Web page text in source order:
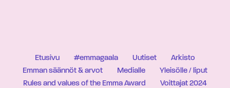
Etusivu #emmagaala Uutiset
Arkisto
Emman säännöt & arvot
Medialle
Yleisölle / liput
Rules and values of the Emma Award
Voittajat 2024